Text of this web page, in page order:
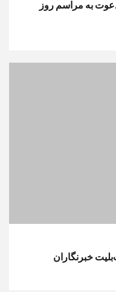
به مراسم روز
خبرنگاران